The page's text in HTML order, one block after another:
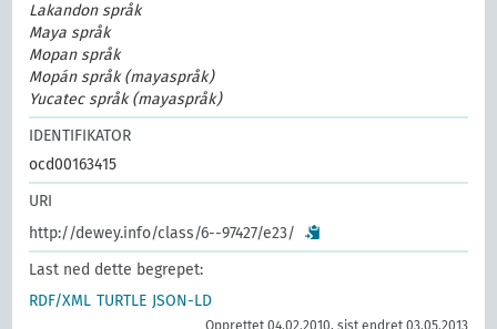
Lakandon språk
Maya språk
Mopan språk
Mopán språk (mayaspråk)
Yucatec språk (mayaspråk)
IDENTIFIKATOR
ocd00163415
URI
http://dewey.info/class/6--97427/e23/
Last ned dette begrepet:
RDF/XML TURTLE JSON-LD
Opprettet 04.02.2010, sist endret 03.05.2013